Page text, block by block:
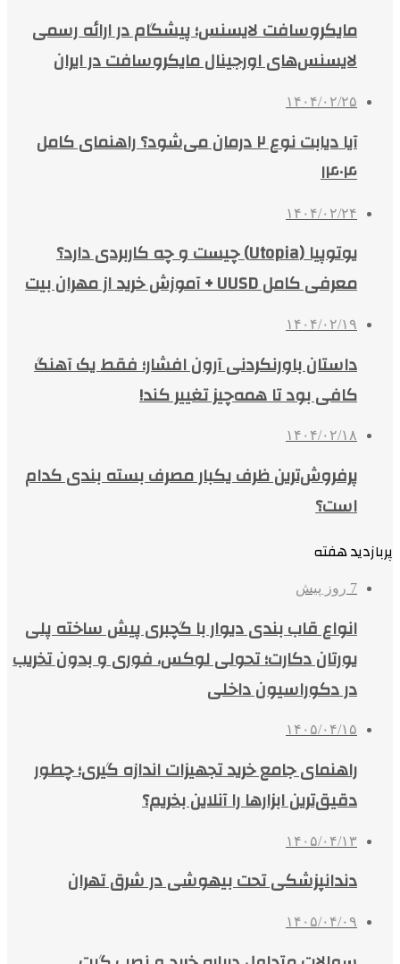
مایکروسافت لایسنس؛ پیشگام در ارائه رسمی
لایسنس‌های اورجینال مایکروسافت در ایران
۱۴۰۴/۰۲/۲۵
آیا دیابت نوع ۲ درمان می‌شود؟ راهنمای کامل
۱۴۰۴
۱۴۰۴/۰۲/۲۴
یوتوپیا (Utopia) چیست و چه کاربردی دارد؟
معرفی کامل UUSD + آموزش خرید از مهران بیت
۱۴۰۴/۰۲/۱۹
داستان باورنکردنی آرون افشار؛ فقط یک آهنگ
کافی بود تا همه‌چیز تغییر کند!
۱۴۰۴/۰۲/۱۸
پرفروش‌ترین ظرف یکبار مصرف بسته بندی کدام
است؟
پربازدید هفته
7 روز پیش
انواع قاب بندی دیوار با گچبری پیش ساخته پلی
یورتان دکارت؛ تحولی لوکس، فوری و بدون تخریب
در دکوراسیون داخلی
۱۴۰۵/۰۴/۱۵
راهنمای جامع خرید تجهیزات اندازه گیری؛ چطور
دقیق‌ترین ابزارها را آنلاین بخریم؟
۱۴۰۵/۰۴/۱۳
دندانپزشکی تحت بیهوشی در شرق تهران
۱۴۰۵/۰۴/۰۹